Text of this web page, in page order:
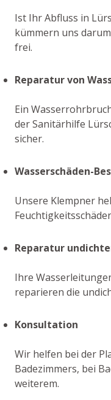
Ist Ihr Abfluss in
kümmern uns
frei.
Reparatur von
Ein
der Sanitärhilfe
sicher.
Wasserschäden-
Unsere Klempner
Reparatur
Ihre
reparieren die
Konsultation
Wir helfen bei der
Badezimmers, bei
weiterem.